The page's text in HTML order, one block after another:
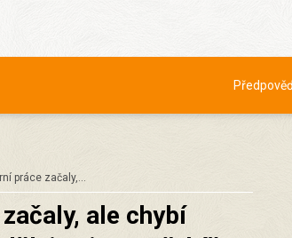
práce začaly,…
ale chybí